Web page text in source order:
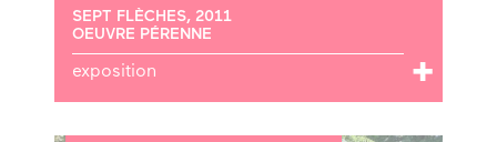
SEPT FLÈCHES, 2011
OEUVRE PÉRENNE
exposition